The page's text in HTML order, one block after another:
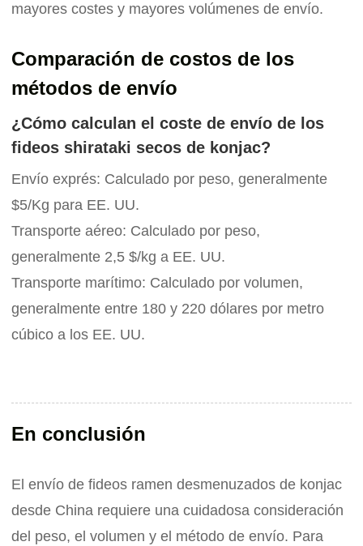
mayores costes y mayores volúmenes de envío.
Comparación de costos de los
métodos de envío
¿Cómo calculan el coste de envío de los
fideos shirataki secos de konjac?
Envío exprés: Calculado por peso, generalmente
$5/Kg para EE. UU.
Transporte aéreo: Calculado por peso,
generalmente 2,5 $/kg a EE. UU.
Transporte marítimo: Calculado por volumen,
generalmente entre 180 y 220 dólares por metro
cúbico a los EE. UU.
En conclusión
El envío de fideos ramen desmenuzados de konjac
desde China requiere una cuidadosa consideración
del peso, el volumen y el método de envío. Para